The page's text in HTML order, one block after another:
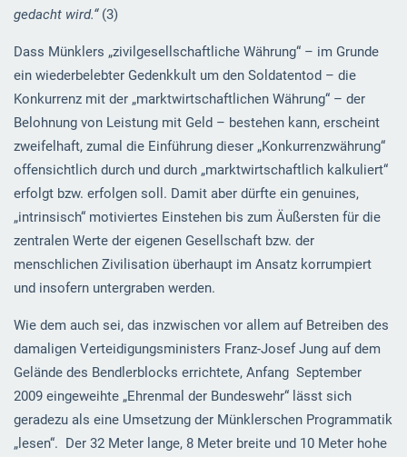
gedacht wird.“(3)
Dass Münklers „zivilgesellschaftliche Währung“ – im Grunde
ein wiederbelebter Gedenkkult um den Soldatentod – die
Konkurrenz mit der „marktwirtschaftlichen Währung“ – der
Belohnung von Leistung mit Geld – bestehen kann, erscheint
zweifelhaft, zumal die Einführung dieser „Konkurrenzwährung“
offensichtlich durch und durch „marktwirtschaftlich kalkuliert“
erfolgt bzw. erfolgen soll. Damit aber dürfte ein genuines,
„intrinsisch“ motiviertes Einstehen bis zum Äußersten für die
zentralen Werte der eigenen Gesellschaft bzw. der
menschlichen Zivilisation überhaupt im Ansatz korrumpiert
und insofern untergraben werden.
Wie dem auch sei, das inzwischen vor allem auf Betreiben des
damaligen Verteidigungsministers Franz-Josef Jung auf dem
Gelände des Bendlerblocks errichtete, Anfang September
2009 eingeweihte „Ehrenmal der Bundeswehr“ lässt sich
geradezu als eine Umsetzung der Münklerschen Programmatik
„lesen“. Der 32 Meter lange, 8 Meter breite und 10 Meter hohe